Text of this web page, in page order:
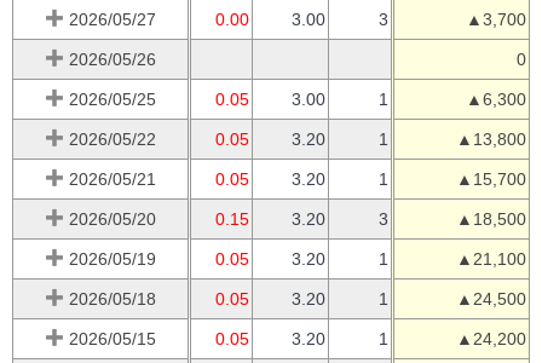
2026/05/27 0.00 3.00 3 ▲3,700
2026/05/26 0
2026/05/25 0.05 3.00 1 ▲6,300
2026/05/22 0.05 3.20 1 ▲13,800
2026/05/21 0.05 3.20 1 ▲15,700
2026/05/20 0.15 3.20 3 ▲18,500
2026/05/19 0.05 3.20 1 ▲21,100
2026/05/18 0.05 3.20 1 ▲24,500
2026/05/15 0.05 3.20 1 ▲24,200